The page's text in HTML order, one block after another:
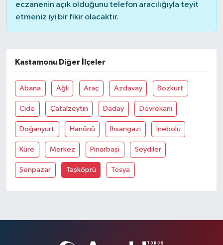
eczanenin açık olduğunu telefon aracılığıyla teyit
etmeniz iyi bir fikir olacaktır.
Kastamonu Diğer İlçeler
Abana Ağli Araç Azdavay Bozkurt
Cide Çatalzeytin Daday Devrekani
Doğanyurt Hanönü İhsangazi İnebolu
Küre Merkez Pinarbaşi Seydiler
Şenpazar Taşköprü Tosya